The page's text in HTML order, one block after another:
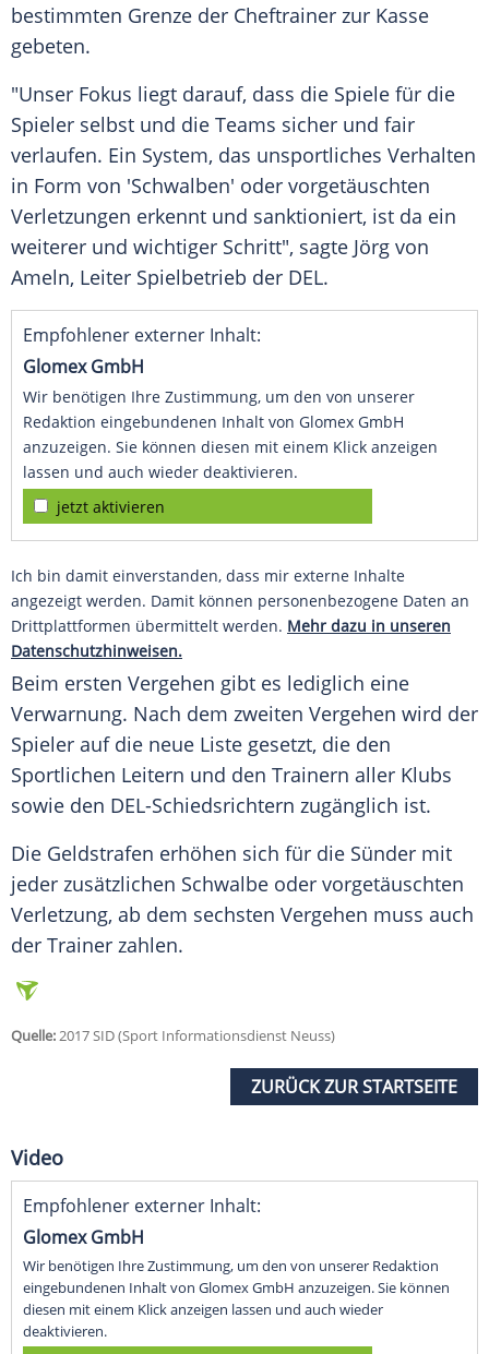
bestimmten Grenze der Cheftrainer zur Kasse
gebeten.
"Unser Fokus liegt darauf, dass die Spiele für die
Spieler selbst und die Teams sicher und fair
verlaufen. Ein System, das unsportliches Verhalten
in Form von 'Schwalben' oder vorgetäuschten
Verletzungen erkennt und sanktioniert, ist da ein
weiterer und wichtiger Schritt", sagte Jörg von
Ameln, Leiter Spielbetrieb der DEL.
Empfohlener externer Inhalt:
Glomex GmbH
Wir benötigen Ihre Zustimmung, um den von unserer
Redaktion eingebundenen Inhalt von Glomex GmbH
anzuzeigen. Sie können diesen mit einem Klick anzeigen
lassen und auch wieder deaktivieren.
jetzt aktivieren
Ich bin damit einverstanden, dass mir externe Inhalte
angezeigt werden. Damit können personenbezogene Daten an
Drittplattformen übermittelt werden. Mehr dazu in unseren
Datenschutzhinweisen.
Beim ersten Vergehen gibt es lediglich eine
Verwarnung. Nach dem zweiten Vergehen wird der
Spieler auf die neue Liste gesetzt, die den
Sportlichen Leitern und den Trainern aller Klubs
sowie den DEL-Schiedsrichtern zugänglich ist.
Die Geldstrafen erhöhen sich für die Sünder mit
jeder zusätzlichen Schwalbe oder vorgetäuschten
Verletzung, ab dem sechsten Vergehen muss auch
der Trainer zahlen.
Quelle:2017 SID (Sport Informationsdienst Neuss)
ZURÜCK ZUR STARTSEITE
Video
Empfohlener externer Inhalt:
Glomex GmbH
Wir benötigen Ihre Zustimmung, um den von unserer Redaktion
eingebundenen Inhalt von Glomex GmbH anzuzeigen. Sie können
diesen mit einem Klick anzeigen lassen und auch wieder
deaktivieren.